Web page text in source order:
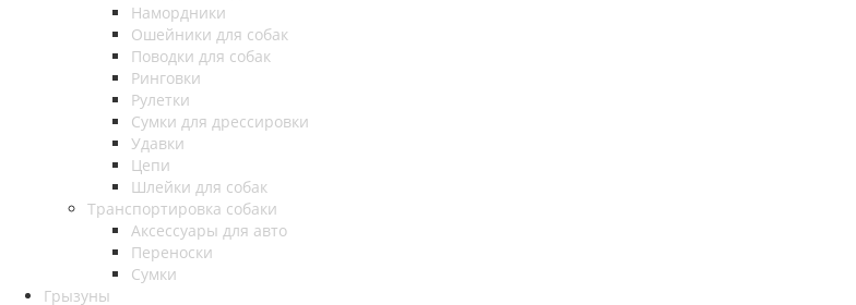
Намордники
Ошейники для собак
Поводки для собак
Ринговки
Рулетки
Сумки для дрессировки
Удавки
Цепи
Шлейки для собак
Транспортировка собаки
Аксессуары для авто
Переноски
Сумки
Грызуны